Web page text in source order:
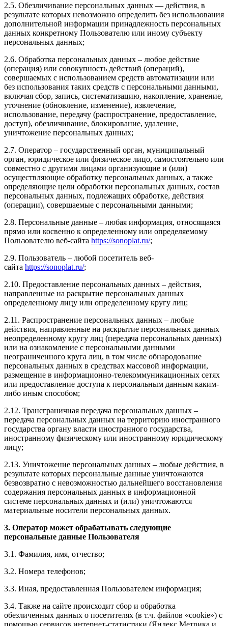
2.5. Обезличивание персональных данных — действия, в
результате которых невозможно определить без использования
дополнительной информации принадлежность персональных
данных конкретному Пользователю или иному субъекту
персональных данных;
2.6. Обработка персональных данных – любое действие
(операция) или совокупность действий (операций),
совершаемых с использованием средств автоматизации или
без использования таких средств с персональными данными,
включая сбор, запись, систематизацию, накопление, хранение,
уточнение (обновление, изменение), извлечение,
использование, передачу (распространение, предоставление,
доступ), обезличивание, блокирование, удаление,
уничтожение персональных данных;
2.7. Оператор – государственный орган, муниципальный
орган, юридическое или физическое лицо, самостоятельно или
совместно с другими лицами организующие и (или)
осуществляющие обработку персональных данных, а также
определяющие цели обработки персональных данных, состав
персональных данных, подлежащих обработке, действия
(операции), совершаемые с персональными данными;
2.8. Персональные данные – любая информация, относящаяся
прямо или косвенно к определенному или определяемому
Пользователю веб-сайта https://sonoplat.ru/;
2.9. Пользователь – любой посетитель веб-
сайта https://sonoplat.ru/;
2.10. Предоставление персональных данных – действия,
направленные на раскрытие персональных данных
определенному лицу или определенному кругу лиц;
2.11. Распространение персональных данных – любые
действия, направленные на раскрытие персональных данных
неопределенному кругу лиц (передача персональных данных)
или на ознакомление с персональными данными
неограниченного круга лиц, в том числе обнародование
персональных данных в средствах массовой информации,
размещение в информационно-телекоммуникационных сетях
или предоставление доступа к персональным данным каким-
либо иным способом;
2.12. Трансграничная передача персональных данных –
передача персональных данных на территорию иностранного
государства органу власти иностранного государства,
иностранному физическому или иностранному юридическому
лицу;
2.13. Уничтожение персональных данных – любые действия, в
результате которых персональные данные уничтожаются
безвозвратно с невозможностью дальнейшего восстановления
содержания персональных данных в информационной
системе персональных данных и (или) уничтожаются
материальные носители персональных данных.
3. Оператор может обрабатывать следующие
персональные данные Пользователя
3.1. Фамилия, имя, отчество;
3.2. Номера телефонов;
3.3. Иная, предоставленная Пользователем информация;
3.4. Также на сайте происходит сбор и обработка
обезличенных данных о посетителях (в т.ч. файлов «cookie») с
помощью сервисов интернет-статистики (Яндекс Метрика и